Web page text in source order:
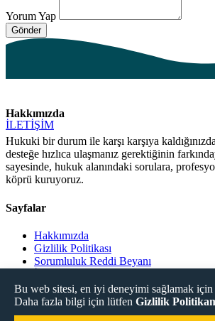
Yorum Yap
İLETİŞİM
Hakkımızda
Hukuki bir durum ile karşı karşıya
desteğe hızlıca ulaşmanız gerektiğinin
sayesinde, hukuk alanındaki sorulara,
köprü kuruyoruz.
Sayfalar
Hakkımızda
Gizlilik Politikası
Sorumluluk Reddi Beyanı
Sosyal Medya
Bu web sitesi, en iyi deneyimi sağlamak için
Daha fazla bilgi için lütfen Gizlilik